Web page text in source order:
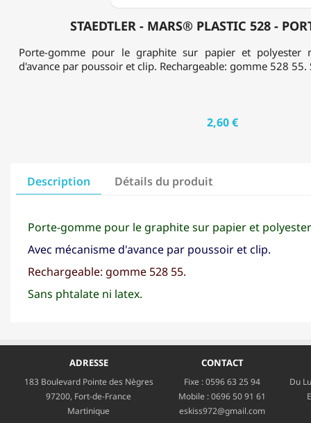
STAEDTLER - MARS® PLASTIC 528 -
Porte-gomme pour le graphite sur papier et polyester
d'avance par poussoir et clip. Rechargeable: gomme 528 55.
2,60 €
Description Détails du produit
Porte-gomme pour le graphite sur papier et
Avec mécanisme d'avance par poussoir et clip.
Rechargeable: gomme 528 55.
Sans phtalate ni latex.
ADRESSE
183 Boulevard Pointe des Nègres
97200, Fort-de-France
Martinique
CONTACT
Fixe :0596 63 25 94
Mobile :0696 50 91 61
eskiss972@gmail.com
Du